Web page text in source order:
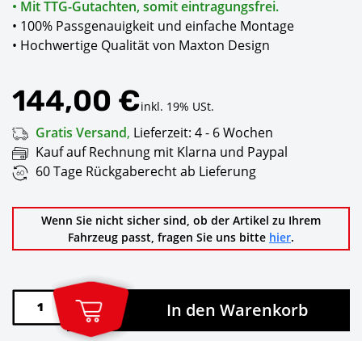
• Mit TTG-Gutachten, somit eintragungsfrei.
• 100% Passgenauigkeit und einfache Montage
• Hochwertige Qualität von Maxton Design
144,00 €inkl. 19% USt.
Gratis Versand, Lieferzeit: 4 - 6 Wochen
Kauf auf Rechnung mit Klarna und Paypal
60 Tage Rückgaberecht ab Lieferung
Wenn Sie nicht sicher sind, ob der Artikel zu Ihrem
Fahrzeug passt, fragen Sie uns bitte hier.
In den Warenkorb